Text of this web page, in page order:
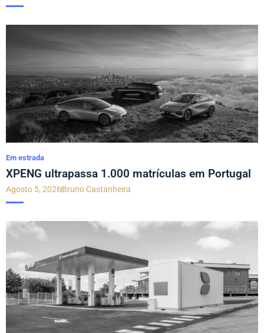
Em estrada
XPENG ultrapassa 1.000 matrículas em Portugal
Agosto 5, 2026Bruno Castanheira